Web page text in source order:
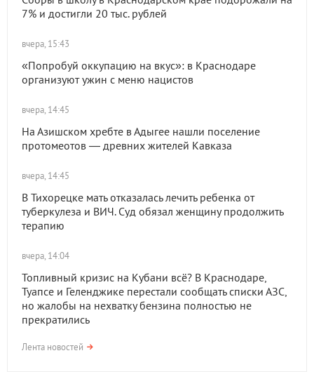
7% и достигли 20 тыс. рублей
вчера, 15:43
«Попробуй оккупацию на вкус»: в Краснодаре
организуют ужин с меню нацистов
вчера, 14:45
На Азишском хребте в Адыгее нашли поселение
протомеотов — древних жителей Кавказа
вчера, 14:45
В Тихорецке мать отказалась лечить ребенка от
туберкулеза и ВИЧ. Суд обязал женщину продолжить
терапию
вчера, 14:04
Топливный кризис на Кубани всё? В Краснодаре,
Туапсе и Геленджике перестали сообщать списки АЗС,
но жалобы на нехватку бензина полностью не
прекратились
Лента новостей